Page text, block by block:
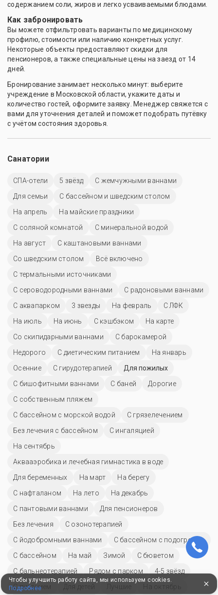
содержанием соли, жиров и легко усваиваемыми блюдами.
Как забронировать
Вы можете отфильтровать варианты по медицинскому
профилю, стоимости или наличию конкретных услуг.
Некоторые объекты предоставляют скидки для
пенсионеров, а также специальные цены на заезд от 14
дней.
Бронирование занимает несколько минут: выберите
учреждение в Московской области, укажите даты и
количество гостей, оформите заявку. Менеджер свяжется с
вами для уточнения деталей и поможет подобрать путёвку
с учётом состояния здоровья.
Санатории
СПА-отели 5 звёзд
С жемчужными ваннами
Для семьи
С бассейном и шведским столом
На апрель
На майские праздники
С соляной комнатой
С минеральной водой
На август
С каштановыми ваннами
Со шведским столом
Всё включено
С термальными источниками
С сероводородными ваннами
С радоновыми ваннами
С аквапарком
3 звезды На февраль
С ЛФК
На июль
На июнь С кэшбэком
На карте
Со скипидарными ваннами
С барокамерой
Недорого
С диетическим питанием
На январь
Осенние
С гирудотерапией
Для пожилых
С бишофитными ваннами
С баней
Дорогие
С собственным пляжем
С бассейном с морской водой
С грязелечением
Без лечения с бассейном
С ингаляцией
На сентябрь
Аквааэробика и лечебная гимнастика в воде
Для беременных
На март
На берегу
С нафталаном
На лето
На декабрь
С пантовыми ваннами
Для пенсионеров
Без лечения
С озонотерапией
С йодобромными ваннами
С бассейном с подогревом
C бассейном
На май Зимой
С бюветом
С бальнеотерапией
Рядом с парком
4-5 звёзд
С питанием
Для детей Лучшие На октябрь
Чтобы улучшить работу сайта, мы используем cookies.
Подробнее